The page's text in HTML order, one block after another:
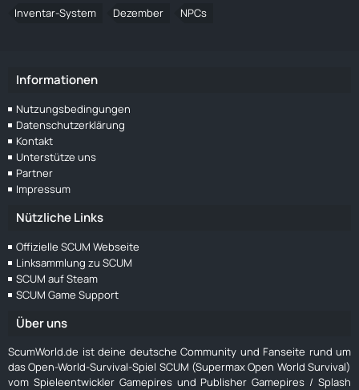
Inventar-System
Dezember NPCs
Informationen
Nutzungsbedingungen
Datenschutzerklärung
Kontakt
Unterstütze uns
Partner
Impressum
Nützliche Links
Offizielle SCUM Webseite
Linksammlung zu SCUM
SCUM auf Steam
SCUM Game Support
Über uns
ScumWorld.de ist deine deutsche Community und Fanseite rund um
das Open-World-Survival-Spiel SCUM (Supermax Open World Survival)
vom Spieleentwickler Gamepires und Publisher Gamepires / Splash